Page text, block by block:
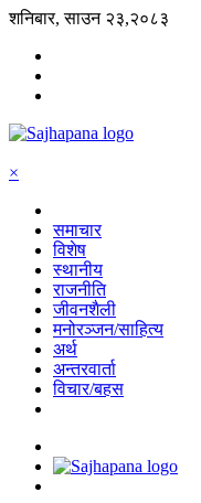
शनिबार, साउन २३,२०८३
×
समाचार
विशेष
स्थानीय
राजनीति
जीवनशैली
मनोरञ्जन/साहित्य
अर्थ
अन्तरवार्ता
विचार/बहस